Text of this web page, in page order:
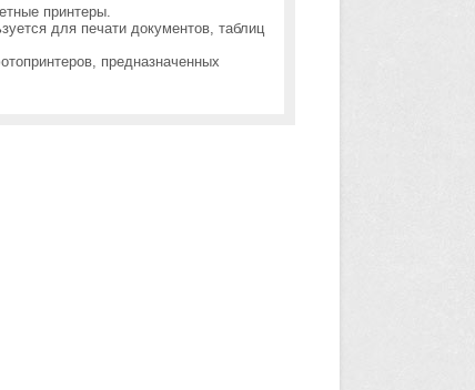
принтеры.
для печати документов, таблиц
предназначенных